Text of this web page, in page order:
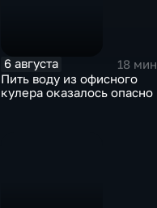
6 августа
18 мин
Пить воду из офисного
кулера оказалось опасно